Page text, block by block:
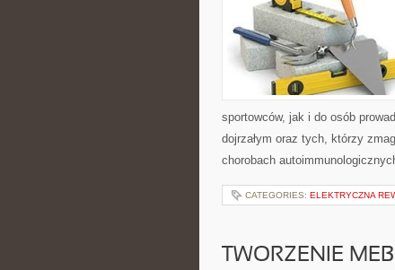
sportowców, jak i do osób
dojrzałym oraz tych, którzy
chorobach
CATEGORIES: ELEKTRYCZNA
TWORZENIE